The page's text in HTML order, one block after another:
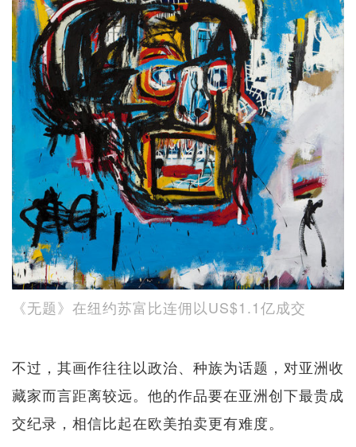
《无题》在纽约苏富比连佣以US$1.1亿成交
不过，其画作往往以政治、种族为话题，对亚洲收
藏家而言距离较远。他的作品要在亚洲创下最贵成
交纪录，相信比起在欧美拍卖更有难度。